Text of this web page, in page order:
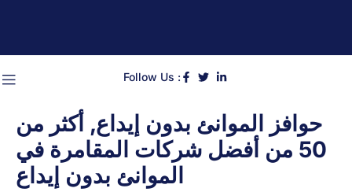
Follow Us :
حوافز الموانئ بدون إيداع, أكثر من
50 من أفضل شركات المقامرة في
الموانئ بدون إيداع